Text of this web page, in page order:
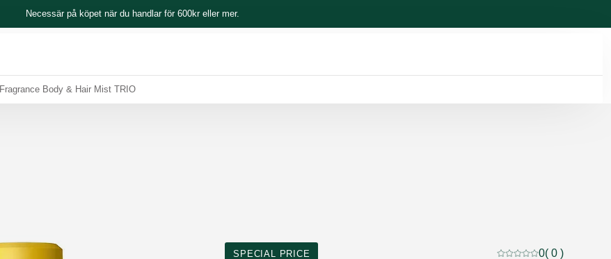
Necessär på köpet när du handlar för 600kr eller mer.
Fragrance Body & Hair Mist TRIO
SPECIAL PRICE 0( 0 )